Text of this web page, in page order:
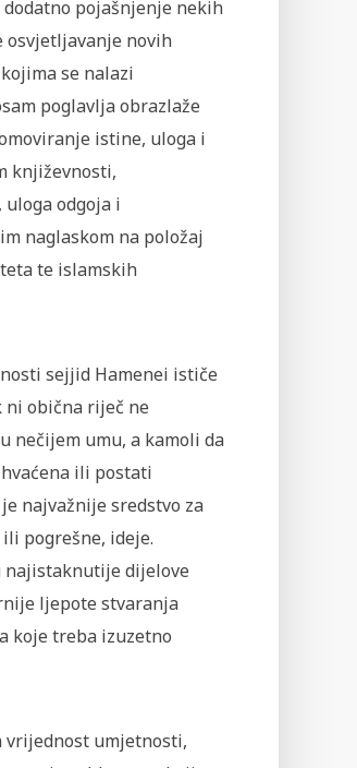
pojašnjenje nekih
osvjetljavanje novih
se nalazi
poglavlja obrazlaže
istine, uloga i
književnosti,
odgoja i
naglaskom na položaj
te islamskih
sejjid Hamenei ističe
ni obična riječ ne
nečijem umu, a kamoli da
ili postati
najvažnije sredstvo za
pogrešne, ideje.
najistaknutije dijelove
ljepote stvaranja
koje treba izuzetno
vrijednost umjetnosti,